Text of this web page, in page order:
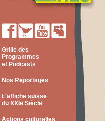
Grille des
Programmes
et Podcasts
Nos Reportages
L'affiche suisse
du XXIe Siècle
Actions culturelles